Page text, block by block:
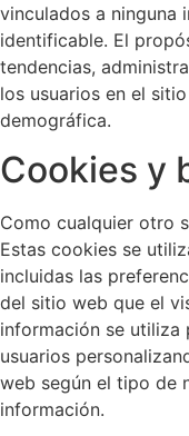
vinculados a ninguna
identificable. El
tendencias,
los usuarios en el
demográfica.
Cookies y
Como cualquier otro
Estas cookies se
incluidas las
del sitio web que el
información se utiliza
usuarios
web según el tipo de
información.